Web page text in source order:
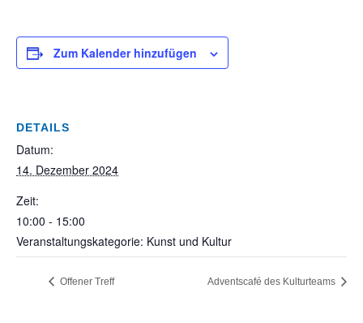
Zum Kalender hinzufügen
DETAILS
Datum:
14. Dezember 2024
Zeit:
10:00 - 15:00
Veranstaltungskategorie: Kunst und Kultur
Offener Treff Adventscafé des Kulturteams